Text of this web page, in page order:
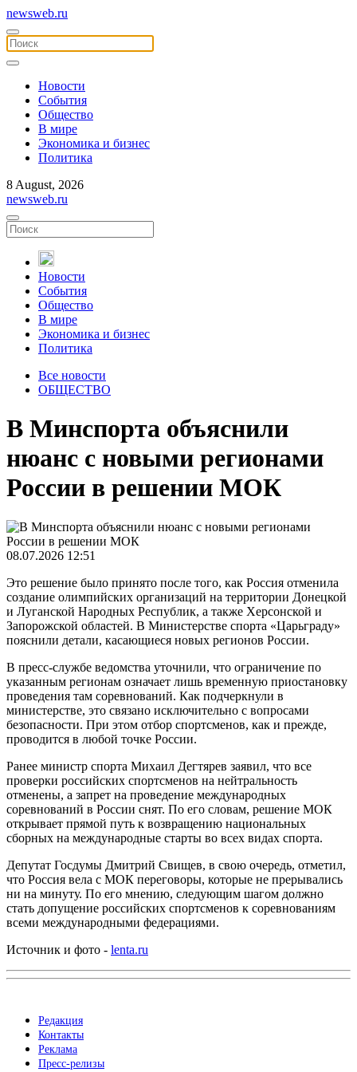
newsweb.ru
Новости
События
Общество
В мире
Экономика и бизнес
Политика
8 August, 2026
newsweb.ru
Новости
События
Общество
В мире
Экономика и бизнес
Политика
Все новости
ОБЩЕСТВО
В Минспорта объяснили
нюанс с новыми регионами
России в решении МОК
08.07.2026 12:51
Это решение было принято после того, как Россия отменила
создание олимпийских организаций на территории Донецкой
и Луганской Народных Республик, а также Херсонской и
Запорожской областей. В Министерстве спорта «Царьграду»
пояснили детали, касающиеся новых регионов России.
В пресс-службе ведомства уточнили, что ограничение по
указанным регионам означает лишь временную приостановку
проведения там соревнований. Как подчеркнули в
министерстве, это связано исключительно с вопросами
безопасности. При этом отбор спортсменов, как и прежде,
проводится в любой точке России.
Ранее министр спорта Михаил Дегтярев заявил, что все
проверки российских спортсменов на нейтральность
отменены, а запрет на проведение международных
соревнований в России снят. По его словам, решение МОК
открывает прямой путь к возвращению национальных
сборных на международные старты во всех видах спорта.
Депутат Госдумы Дмитрий Свищев, в свою очередь, отметил,
что Россия вела с МОК переговоры, которые не прерывались
ни на минуту. По его мнению, следующим шагом должно
стать допущение российских спортсменов к соревнованиям
всеми международными федерациями.
Источник и фото - lenta.ru
Редакция
Контакты
Реклама
Пресс-релизы